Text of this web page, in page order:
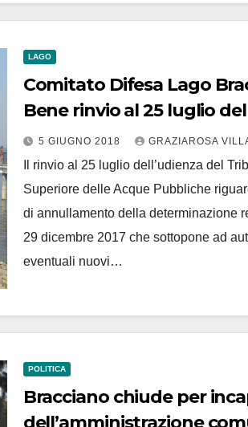
LAGO
Comitato Difesa Lago
Bene rinvio al 25 luglio
del Tribunale Superiore
Acque Pubbliche
5 GIUGNO 2018 GRAZIAROSA
Il rinvio al 25 luglio dell’udienza del
Superiore delle Acque Pubbliche
di annullamento della determinazione
29 dicembre 2017 che sottopone ad
eventuali nuovi…
POLITICA
Bracciano chiude per
dell’amministrazione